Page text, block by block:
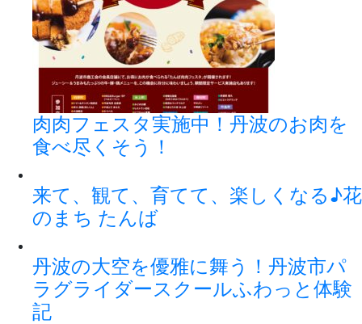
肉肉フェスタ実施中！丹波のお肉を
食べ尽くそう！
来て、観て、育てて、楽しくなる♪花
のまち たんば
丹波の大空を優雅に舞う！丹波市パ
ラグライダースクールふわっと体験
記